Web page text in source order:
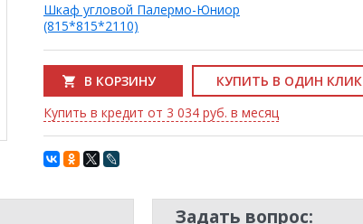
Шкаф угловой Палермо-Юниор
(815*815*2110)
В КОРЗИНУ
КУПИТЬ В ОДИН КЛИК
Купить в кредит от 3 034 руб. в месяц
Задать вопрос: